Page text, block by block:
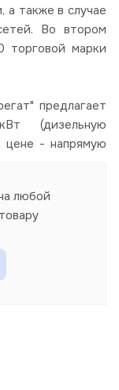
а также в случае
Во втором
торговой марки
предлагает
(дизельную
цене - напрямую
любой